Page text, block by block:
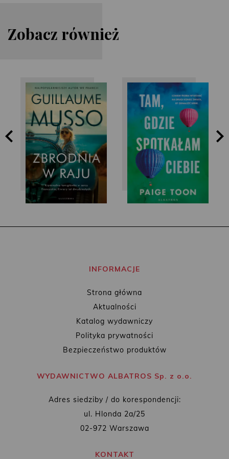
Zobacz również
Guillaume Musso
Paige Toon
INFORMACJE
Strona główna
Aktualności
Katalog wydawniczy
Polityka prywatności
Bezpieczeństwo produktów
WYDAWNICTWO ALBATROS Sp. z o.o.
Adres siedziby / do korespondencji:
ul. Hlonda 2a/25
02-972 Warszawa
KONTAKT